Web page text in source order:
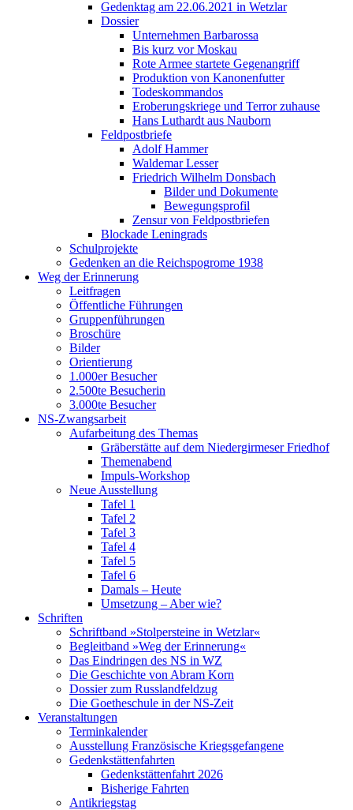
Gedenktag am 22.06.2021 in Wetzlar
Dossier
Unternehmen Barbarossa
Bis kurz vor Moskau
Rote Armee startete Gegenangriff
Produktion von Kanonenfutter
Todeskommandos
Eroberungskriege und Terror zuhause
Hans Luthardt aus Nauborn
Feldpostbriefe
Adolf Hammer
Waldemar Lesser
Friedrich Wilhelm Donsbach
Bilder und Dokumente
Bewegungsprofil
Zensur von Feldpostbriefen
Blockade Leningrads
Schulprojekte
Gedenken an die Reichspogrome 1938
Weg der Erinnerung
Leitfragen
Öffentliche Führungen
Gruppenführungen
Broschüre
Bilder
Orientierung
1.000er Besucher
2.500te Besucherin
3.000te Besucher
NS-Zwangsarbeit
Aufarbeitung des Themas
Gräberstätte auf dem Niedergirmeser Friedhof
Themenabend
Impuls-Workshop
Neue Ausstellung
Tafel 1
Tafel 2
Tafel 3
Tafel 4
Tafel 5
Tafel 6
Damals – Heute
Umsetzung – Aber wie?
Schriften
Schriftband »Stolpersteine in Wetzlar«
Begleitband »Weg der Erinnerung«
Das Eindringen des NS in WZ
Die Geschichte von Abram Korn
Dossier zum Russlandfeldzug
Die Goetheschule in der NS-Zeit
Veranstaltungen
Terminkalender
Ausstellung Französische Kriegsgefangene
Gedenkstättenfahrten
Gedenkstättenfahrt 2026
Bisherige Fahrten
Antikriegstag